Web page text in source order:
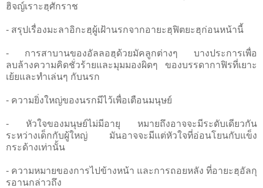
ฮิจญ์เราะฮฺศักราช
- สรุปเรื่องมะลาอิกะฮฺผู้เฝ้านรกจากอายะฮฺฟิตยะฮฺก่อนหน้านี้
- การสาบานของอัลลอฮฺด้วยมัคลูกต่างๆ บางประการเพื่อ
ลบล้างความคิดชั่วร้ายและมุมมองผิดๆ ของบรรดากาฟิรที่เยาะ
เย้ยและทำเล่นๆ กับนรก
- ความยิ่งใหญ่ของนรกมีไว้เพื่อเตือนมนุษย์
- หัวใจของมนุษย์ไม่มีอายุ หมายถึงอาจจะมีระดับเดียวกัน
ระหว่างเด็กกับผู้ใหญ่ มันอาจจะมีแต่หัวใจที่อ่อนโยนกับแข็ง
กระด้างเท่านั้น
- ความหมายของการไปข้างหน้า และการถอยหลัง ที่อายะฮฺอัลกุ
รอานกล่าวถึง